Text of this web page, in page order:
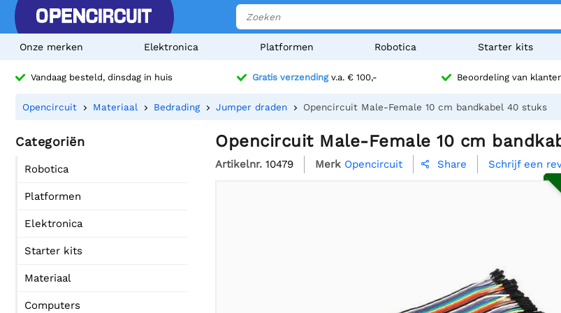
Onze merken Elektronica Platformen Robotica Starter kits
Vandaag besteld, dinsdag in huis Gratis verzendingv.a. € 100,- Beoordeling van
Opencircuit Materiaal Bedrading Jumper draden Opencircuit Male-Female 10 cm bandkabel 40 stuks
Categoriën
Robotica
Platformen
Elektronica
Starter kits
Materiaal
Computers
Opencircuit Male-Female 10 cm
Artikelnr. 10479 Merk Opencircuit  Share Schrijf een